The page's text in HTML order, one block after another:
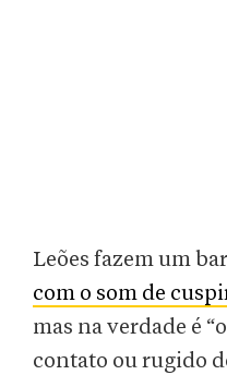
Leões fazem um
com o som de
mas na verdade é
contato ou rugido